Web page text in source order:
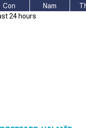
Con
Nam
24 hours